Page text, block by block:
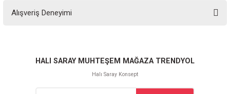
yetersiz gördüğünüz noktaları öneri formunu kullanarak tarafımıza
Ürün resmi kalitesiz, bozuk veya görüntülenemiyor.
Ürün açıklamasında eksik bilgiler bulunuyor.
Alışveriş Deneyimi
Sitemize ilk yorumu siz yapın!
HALI SARAY MUHTEŞEM MAĞAZA TRENDYOL
Halı Saray Konsept